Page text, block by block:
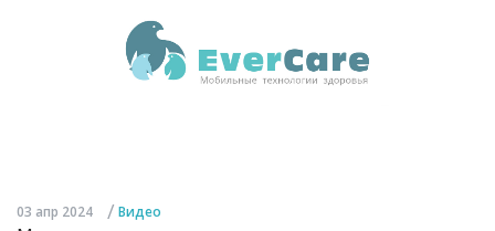
03 апр 2024 / Видео